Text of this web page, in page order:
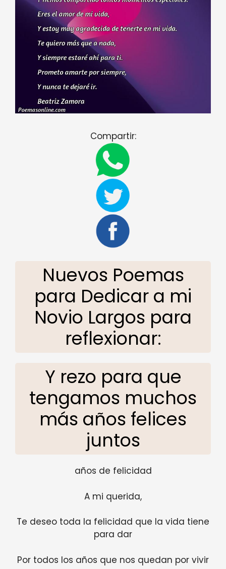
Compartir:
Nuevos Poemas
para Dedicar a mi
Novio Largos para
reflexionar:
Y rezo para que
tengamos muchos
más años felices
juntos
años de felicidad
A mi querida,
Te deseo toda la felicidad que la vida tiene
para dar
Por todos los años que nos quedan por vivir